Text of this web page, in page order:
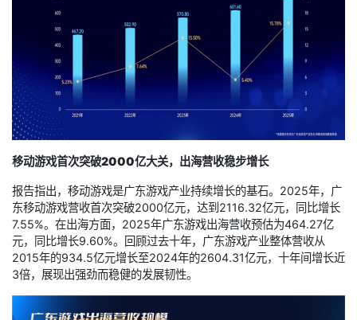
移动游戏首次突破2000亿大关，出海营收稳步增长
报告指出，移动游戏是广东游戏产业持续增长的基石。2025年，广
东移动游戏营收首次突破2000亿元，达到2116.32亿元，同比增长
7.55%。在出海方面，2025年广东游戏出海营收预估为464.27亿
元，同比增长9.60%。回顾过去十年，广东游戏产业整体营收从
2015年的934.5亿元增长至2024年的2604.31亿元，十年间增长近
3倍，展现出强劲而稳健的发展韧性。